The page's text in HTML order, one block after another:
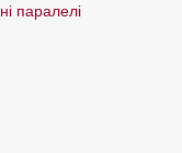
паралелі